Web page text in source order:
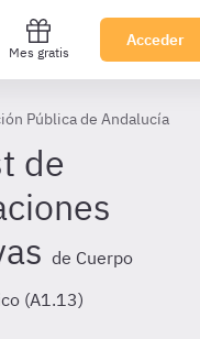
Mes gratis
Acceder
Pública de Andalucía
de
de Cuerpo
(A1.13)